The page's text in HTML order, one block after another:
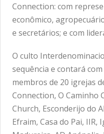
Connection: com
econômico,
e secretários; e com
O culto
sequência e contará
membros de 20 igrejas
Connection, O Caminho
Church, Esconderijo do
Efraim, Casa do Pai, IIR,